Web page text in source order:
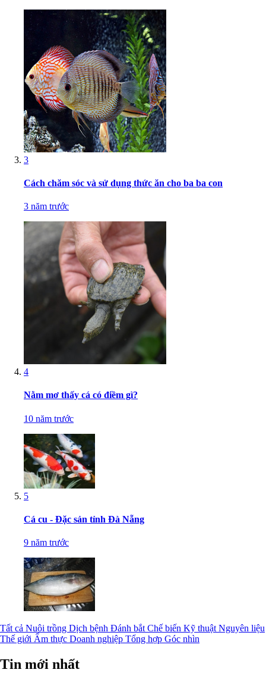
3
Cách chăm sóc và sử dụng thức ăn cho ba ba con
3 năm trước
4
Nằm mơ thấy cá có điềm gì?
10 năm trước
5
Cá cu - Đặc sản tỉnh Đà Nẵng
9 năm trước
Tất cả Nuôi trồng Dịch bệnh Đánh bắt Chế biến Kỹ thuật Nguyên liệu
Thế giới Ẩm thực Doanh nghiệp Tổng hợp Góc nhìn
Tin mới nhất